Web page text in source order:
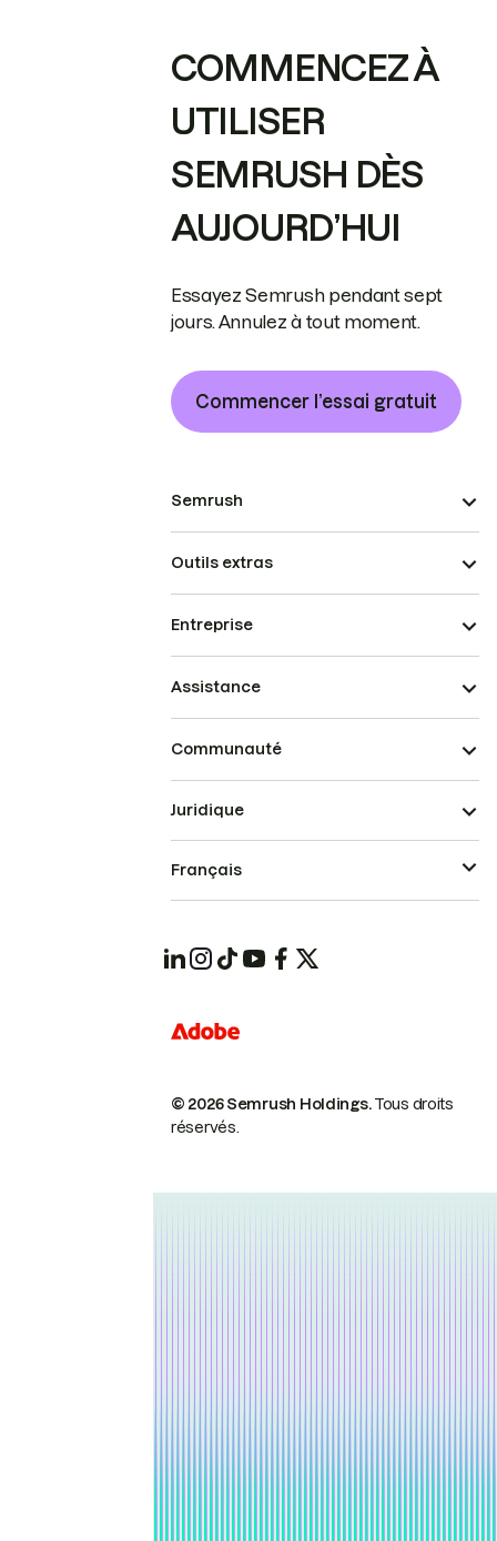
COMMENCEZ À
UTILISER
SEMRUSH DÈS
AUJOURD’HUI
Essayez Semrush pendant sept
jours. Annulez à tout moment.
Commencer l’essai gratuit
Semrush
Outils extras
Entreprise
Assistance
Communauté
© 2026 Semrush Holdings.Tous droits
réservés.
Juridique
Français